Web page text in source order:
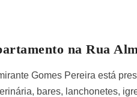
na Rua
Gomes Pereira está
bares, lanchonetes,